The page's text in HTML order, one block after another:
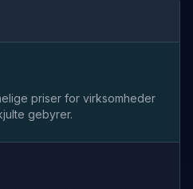
priser for virksomheder
gebyrer.